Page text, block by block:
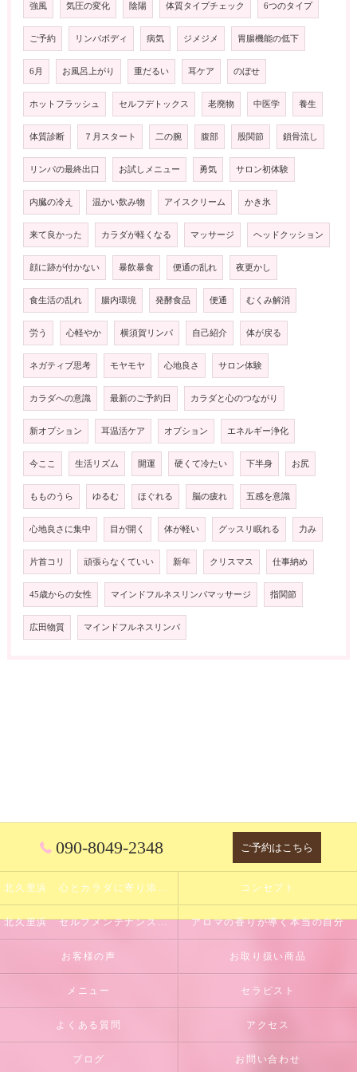
強風 気圧の変化 陰陽 体質タイプチェック 6つのタイプ
ご予約 リンパボディ 病気 ジメジメ 胃腸機能の低下
6月 お風呂上がり 重だるい 耳ケア のぼせ
ホットフラッシュ セルフデトックス 老廃物 中医学 養生
体質診断 ７月スタート 二の腕 腹部 股関節 鎖骨流し
リンパの最終出口 お試しメニュー 勇気 サロン初体験
内臓の冷え 温かい飲み物 アイスクリーム かき氷
来て良かった カラダが軽くなる マッサージ ヘッドクッション
顔に跡が付かない 暴飲暴食 便通の乱れ 夜更かし
食生活の乱れ 腸内環境 発酵食品 便通 むくみ解消
労う 心軽やか 横須賀リンパ 自己紹介 体が戻る
ネガティブ思考 モヤモヤ 心地良さ サロン体験
カラダへの意識 最新のご予約日 カラダと心のつながり
新オプション 耳温活ケア オプション エネルギー浄化
今ここ 生活リズム 開運 硬くて冷たい 下半身 お尻
もものうら ゆるむ ほぐれる 脳の疲れ 五感を意識
心地良さに集中 目が開く 体が軽い グッスリ眠れる 力み
片首コリ 頑張らなくていい 新年 クリスマス 仕事納め
45歳からの女性 マインドフルネスリンパマッサージ 指関節
広田物質 マインドフルネスリンパ
090-8049-2348 ご予約はこちら
北久里浜 心とカラダに寄り添うサロン コンセプト
北久里浜 セルフメンテナンスのサポート アロマの香りが導く本当の自分
お客様の声 お取り扱い商品
メニュー セラピスト
よくある質問 アクセス
ブログ お問い合わせ